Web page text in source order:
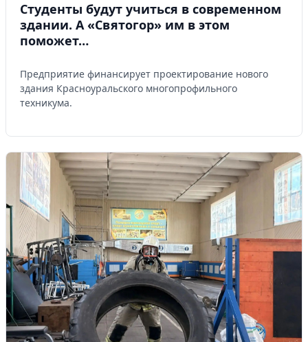
Студенты будут учиться в современном
здании. А «Святогор» им в этом
поможет…
Предприятие финансирует проектирование нового
здания Красноуральского многопрофильного
техникума.